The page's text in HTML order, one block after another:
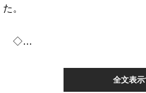
た。
◇…
全文表示